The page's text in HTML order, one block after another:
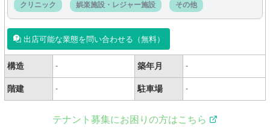
クリニック
娯楽施設・レジャー施設 その他
出店可能な業態を問い合わせる（無料）
構造 - 築年月 -
階建 - 駐車場 -
テナント募集にお困りの方はこちら